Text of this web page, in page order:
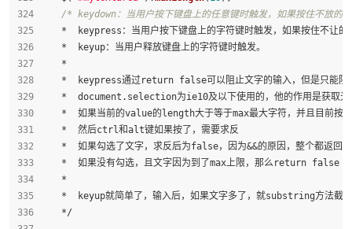
/* keydown：当用户按下键盘上的任意键时触发，如果按住不放的
*  keypress：当用户按下键盘上的字符键时触发，如果按住不让的
    *  keyup：当用户释放键盘上的字符键时触发。
    *
*  keypress通过return false可以阻止文字的输入，但是只能阻
*  document.selection为ie10及以下使用的，他的作用是获取
*  如果当前的value的length大于等于max最大字符，并且目前按
    *  然后ctrl和alt键如果按了，需要求反
*  如果勾选了文字，求反后为false，因为&&的原因，整个都返
    *  如果没有勾选，且文字因为到了max上限，那么return false
    *
    *  keyup就简单了，输入后，如果文字多了，就substring方法截取
    */